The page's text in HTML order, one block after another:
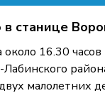
станице
16.30 часов
малолетних